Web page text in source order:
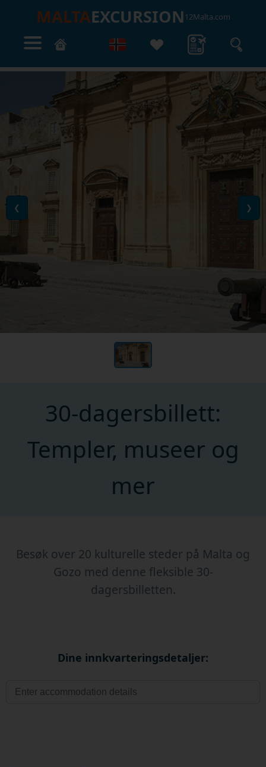
MALTAEXCURSION 12Malta.com
❮ ❯
30-dagersbillett:
Templer, museer og
mer
Besøk over 20 kulturelle steder på Malta og
Gozo med denne fleksible 30-
dagersbilletten.
Dine innkvarteringsdetaljer: